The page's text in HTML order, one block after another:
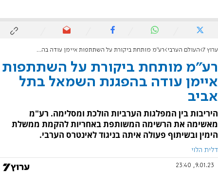
ערוץ 7 העולם הערבי רע"מ מותחת ביקורת על השתתפות איימן עודה בהפגנת השמאל בתל אביב
רע"מ מותחת ביקורת על השתתפות
איימן עודה בהפגנת השמאל בתל
אביב
היריבות בין המפלגות הערביות הולכת ומסלימה. רע"מ
מאשימה את הרשימה המשותפת באחריות להקמת ממשלת
הימין ובשיתוף פעולה איתה בניגוד לאינטרס הערבי.
דלית הלוי
9.01.23, 23:40